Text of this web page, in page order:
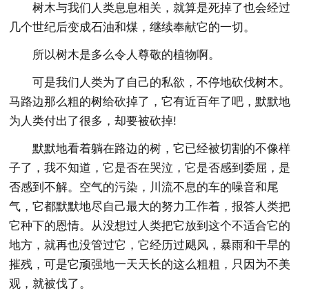
树木与我们人类息息相关，就算是死掉了也会经过
几个世纪后变成石油和煤，继续奉献它的一切。
所以树木是多么令人尊敬的植物啊。
可是我们人类为了自己的私欲，不停地砍伐树木。
马路边那么粗的树给砍掉了，它有近百年了吧，默默地
为人类付出了很多，却要被砍掉!
默默地看着躺在路边的树，它已经被切割的不像样
子了，我不知道，它是否在哭泣，它是否感到委屈，是
否感到不解。空气的污染，川流不息的车的噪音和尾
气，它都默默地尽自己最大的努力工作着，报答人类把
它种下的恩情。从没想过人类把它放到这个不适合它的
地方，就再也没管过它，它经历过飓风，暴雨和干旱的
摧残，可是它顽强地一天天长的这么粗粗，只因为不美
观，就被伐了。